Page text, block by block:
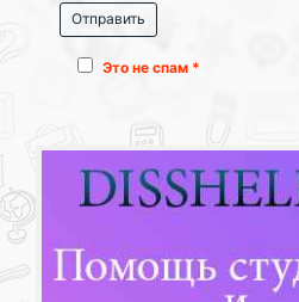
Это не спам *